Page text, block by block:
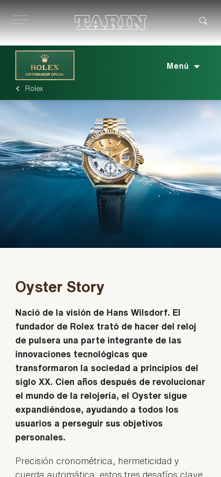
Ir
al
contenido
Menú
Rolex
Oyster Story
Nació de la visión de Hans Wilsdorf. El
fundador de Rolex trató de hacer del reloj
de pulsera una parte integrante de las
innovaciones tecnológicas que
transformaron la sociedad a principios del
siglo XX. Cien años después de revolucionar
el mundo de la relojería, el Oyster sigue
expandiéndose, ayudando a todos los
usuarios a perseguir sus objetivos
personales.
Precisión cronométrica, hermeticidad y
cuerda automática: estos tres desafíos clave